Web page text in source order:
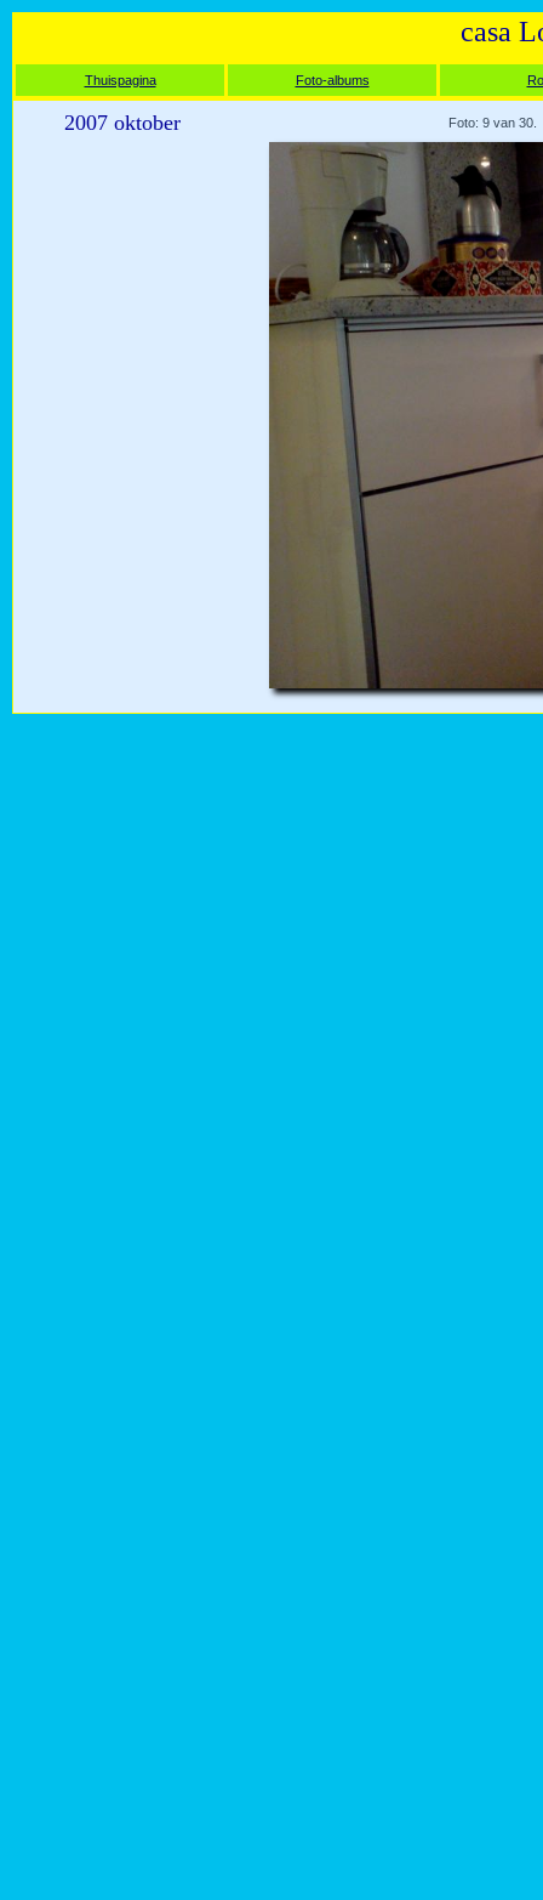
casa
Thuispagina Foto-albums
2007 oktober Foto: 9 van 30.